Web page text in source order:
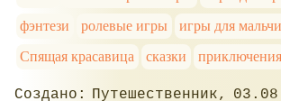
фэнтези
ролевые игры
игры для
Спящая красавица
сказки приключения
Путешественник